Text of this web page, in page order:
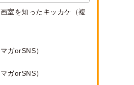
室を知ったキッカケ（複
ガorSNS）
ガorSNS）